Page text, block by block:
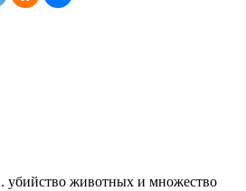
. убийство животных и множество